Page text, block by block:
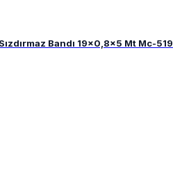
Bandı 19x0,8x5 Mt Mc-519